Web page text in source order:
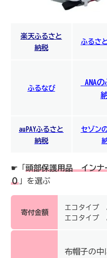
楽天ふるさと
納税
ふるさ
ふるなび
ANA
auPAYふるさと
納税
セゾン
☛「 頭部保護用品 イン
０ 」を選ぶ
寄付金額
エコタイプ
エコタイ
布帽子の中